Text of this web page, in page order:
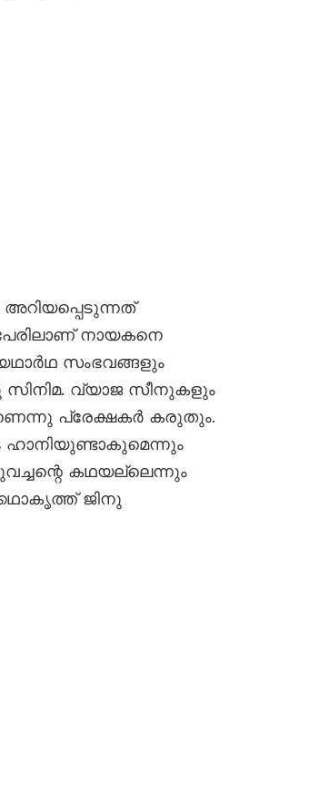
നായകനെ
യഥാർഥ സംഭവങ്ങളും
വ്യാജ സീനുകളും
പ്രേക്ഷകർ കരുതും.
കഥയല്ലെന്നും
ജിനു